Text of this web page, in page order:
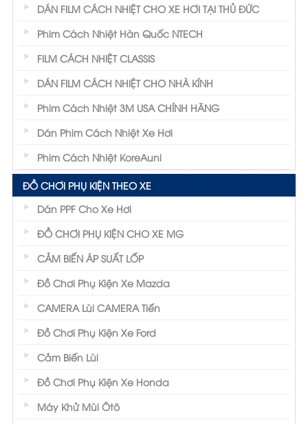
DÁN FILM CÁCH NHIỆT CHO XE HƠI TẠI THỦ ĐỨC
Phim Cách Nhiệt Hàn Quốc NTECH
FILM CÁCH NHIỆT CLASSIS
DÁN FILM CÁCH NHIỆT CHO NHÀ KÍNH
Phim Cách Nhiệt 3M USA CHÍNH HÃNG
Dán Phim Cách Nhiệt Xe Hơi
Phim Cách Nhiệt KoreAuni
ĐỒ CHƠI PHỤ KIỆN THEO XE
Dán PPF Cho Xe Hơi
ĐỒ CHƠI PHỤ KIỆN CHO XE MG
CẢM BIẾN ÁP SUẤT LỐP
Đồ Chơi Phụ Kiện Xe Mazda
CAMERA Lùi CAMERA Tiến
Đồ Chơi Phụ Kiện Xe Ford
Cảm Biến Lùi
Đồ Chơi Phụ Kiện Xe Honda
Máy Khử Mùi Ôtô